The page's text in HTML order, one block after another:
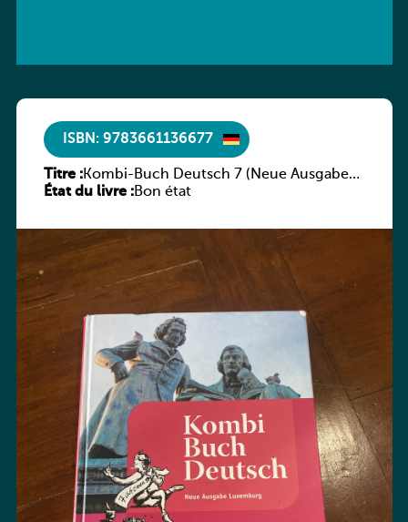
ISBN: 9783661136677
Titre :Kombi-Buch Deutsch 7 (Neue Ausgabe
Luxemburg)
État du livre :Bon état